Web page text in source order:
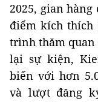
2025, gian
điểm kích thích
trình thăm quan
lại sự kiện,
biến với hơn
và lượt đăng